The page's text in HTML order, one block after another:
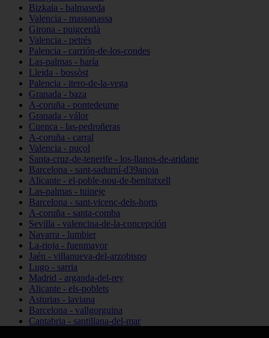
Bizkaia - balmaseda
Valencia - massanassa
Girona - puigcerdà
Valencia - petrés
Palencia - carrión-de-los-condes
Las-palmas - haría
Lleida - bossòst
Palencia - itero-de-la-vega
Granada - baza
A-coruña - pontedeume
Granada - válor
Cuenca - las-pedroñeras
A-coruña - carral
Valencia - puçol
Santa-cruz-de-tenerife - los-llanos-de-aridane
Barcelona - sant-sadurní-d39anoia
Alicante - el-poble-nou-de-benitatxell
Las-palmas - tuineje
Barcelona - sant-vicenç-dels-horts
A-coruña - santa-comba
Sevilla - valencina-de-la-concepción
Navarra - lumbier
La-rioja - fuenmayor
Jaén - villanueva-del-arzobispo
Lugo - sarria
Madrid - arganda-del-rey
Alicante - els-poblets
Asturias - laviana
Barcelona - vallgorguina
Cantabria - santillana-del-mar